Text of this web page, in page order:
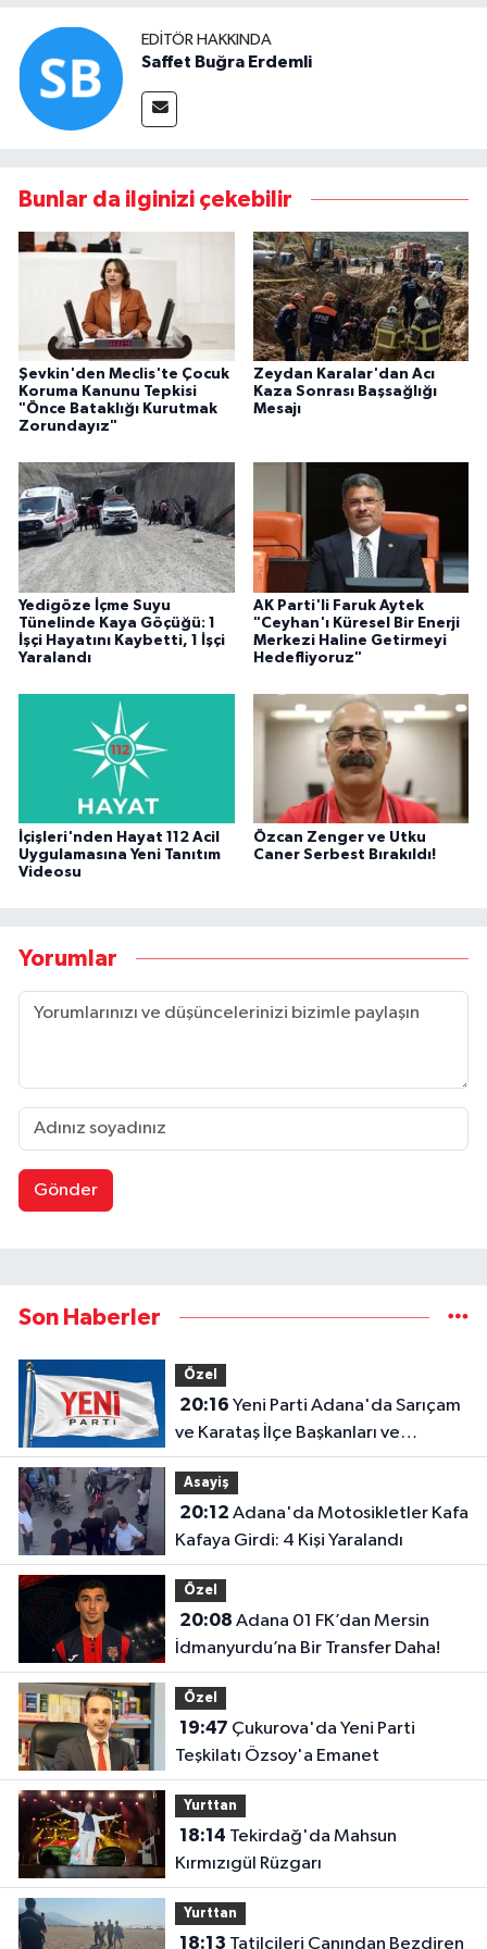
EDITÖR HAKKINDA
Saffet Buğra Erdemli
Bunlar da ilginizi çekebilir
Şevkin'den Meclis'te Çocuk
Koruma Kanunu Tepkisi
"Önce Bataklığı Kurutmak
Zorundayız"
Zeydan Karalar'dan Acı
Kaza Sonrası Başsağlığı
Mesajı
Yedigöze İçme Suyu
Tünelinde Kaya Göçüğü: 1
İşçi Hayatını Kaybetti, 1 İşçi
Yaralandı
AK Parti'li Faruk Aytek
"Ceyhan'ı Küresel Bir Enerji
Merkezi Haline Getirmeyi
Hedefliyoruz"
İçişleri'nden Hayat 112 Acil
Uygulamasına Yeni Tanıtım
Videosu
Özcan Zenger ve Utku
Caner Serbest Bırakıldı!
Yorumlar
Gönder
Son Haberler
Özel
20:16
ve Karataş İlçe Başkanları ve
Yönetimleri Belirlendi
Asayiş
20:12
Kafaya Girdi: 4 Kişi Yaralandı
Özel
20:08
İdmanyurdu’na Bir Transfer Daha!
Özel
19:47
Teşkilatı Özsoy'a Emanet
Yurttan
18:14
Kırmızıgül Rüzgarı
Yurttan
18:13